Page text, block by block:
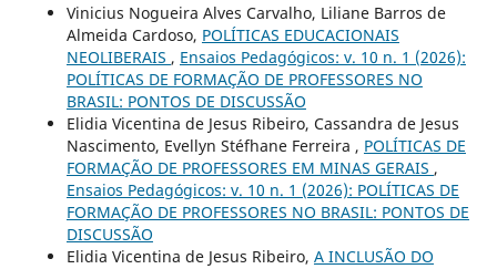
Vinicius Nogueira Alves Carvalho, Liliane Barros de
Almeida Cardoso, POLÍTICAS EDUCACIONAIS
NEOLIBERAIS , Ensaios Pedagógicos: v. 10 n. 1 (2026):
POLÍTICAS DE FORMAÇÃO DE PROFESSORES NO
BRASIL: PONTOS DE DISCUSSÃO
Elidia Vicentina de Jesus Ribeiro, Cassandra de Jesus
Nascimento, Evellyn Stéfhane Ferreira , POLÍTICAS DE
FORMAÇÃO DE PROFESSORES EM MINAS GERAIS ,
Ensaios Pedagógicos: v. 10 n. 1 (2026): POLÍTICAS DE
FORMAÇÃO DE PROFESSORES NO BRASIL: PONTOS DE
DISCUSSÃO
Elidia Vicentina de Jesus Ribeiro, A INCLUSÃO DO